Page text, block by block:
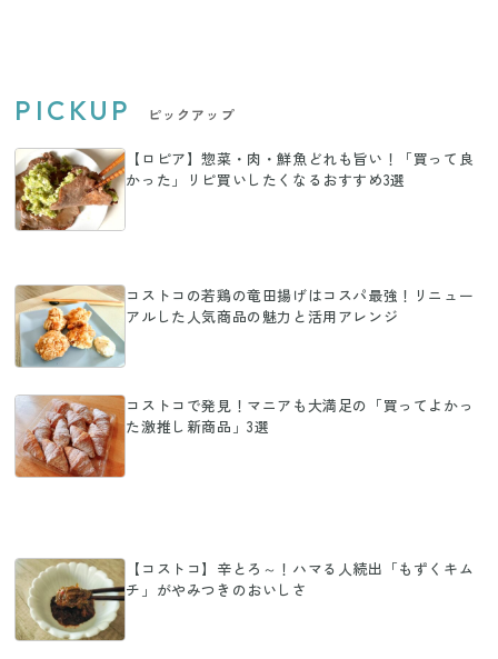
PICKUP ピックアップ
【ロピア】惣菜・肉・鮮魚どれも旨い！「買って良
かった」リピ買いしたくなるおすすめ3選
コストコの若鶏の竜田揚げはコスパ最強！リニュー
アルした人気商品の魅力と活用アレンジ
コストコで発見！マニアも大満足の「買ってよかっ
た激推し新商品」3選
【コストコ】辛とろ～！ハマる人続出「もずくキム
チ」がやみつきのおいしさ